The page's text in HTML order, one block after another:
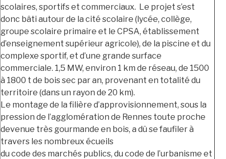
scolaires, sportifs et commerciaux. Le projet s’est
donc bâti autour de la cité scolaire (lycée, collège,
groupe scolaire primaire et le CPSA, établissement
d’enseignement supérieur agricole), de la piscine et du
complexe sportif, et d’une grande surface
commerciale. 1,5 MW, environ 1 km de réseau, de 1500
à 1800 t de bois sec par an, provenant en totalité du
territoire (dans un rayon de 20 km).
Le montage de la filière d’approvisionnement, sous la
pression de l’agglomération de Rennes toute proche
devenue très gourmande en bois, a dû se faufiler à
travers les nombreux écueils
du code des marchés publics, du code de l’urbanisme et